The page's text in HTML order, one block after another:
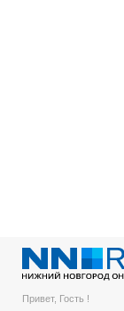
Привет, Гость !